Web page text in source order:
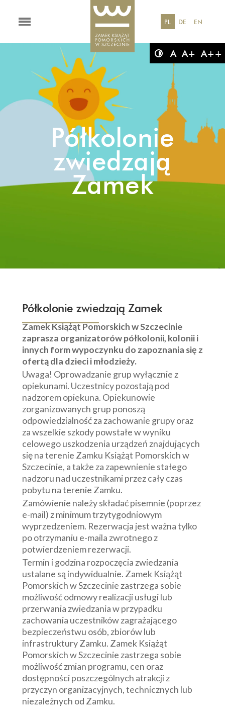
A A+ A++
PL DE EN
Półkolonie
zwiedzają
Zamek
Półkolonie zwiedzają Zamek
Zamek Książąt Pomorskich w Szczecinie
zaprasza organizatorów półkolonii, kolonii i
innych form wypoczynku do zapoznania się z
ofertą dla dzieci i młodzieży.
Uwaga! Oprowadzanie grup wyłącznie z
opiekunami. Uczestnicy pozostają pod
nadzorem opiekuna. Opiekunowie
zorganizowanych grup ponoszą
odpowiedzialność za zachowanie grupy oraz
za wszelkie szkody powstałe w wyniku
celowego uszkodzenia urządzeń znajdujących
się na terenie Zamku Książąt Pomorskich w
Szczecinie, a także za zapewnienie stałego
nadzoru nad uczestnikami przez cały czas
pobytu na terenie Zamku.
Zamówienie należy składać pisemnie (poprzez
e-mail) z minimum trzytygodniowym
wyprzedzeniem. Rezerwacja jest ważna tylko
po otrzymaniu e-maila zwrotnego z
potwierdzeniem rezerwacji.
Termin i godzina rozpoczęcia zwiedzania
ustalane są indywidualnie. Zamek Książąt
Pomorskich w Szczecinie zastrzega sobie
możliwość odmowy realizacji usługi lub
przerwania zwiedzania w przypadku
zachowania uczestników zagrażającego
bezpieczeństwu osób, zbiorów lub
infrastruktury Zamku. Zamek Książąt
Pomorskich w Szczecinie zastrzega sobie
możliwość zmian programu, cen oraz
dostępności poszczególnych atrakcji z
przyczyn organizacyjnych, technicznych lub
niezależnych od Zamku.